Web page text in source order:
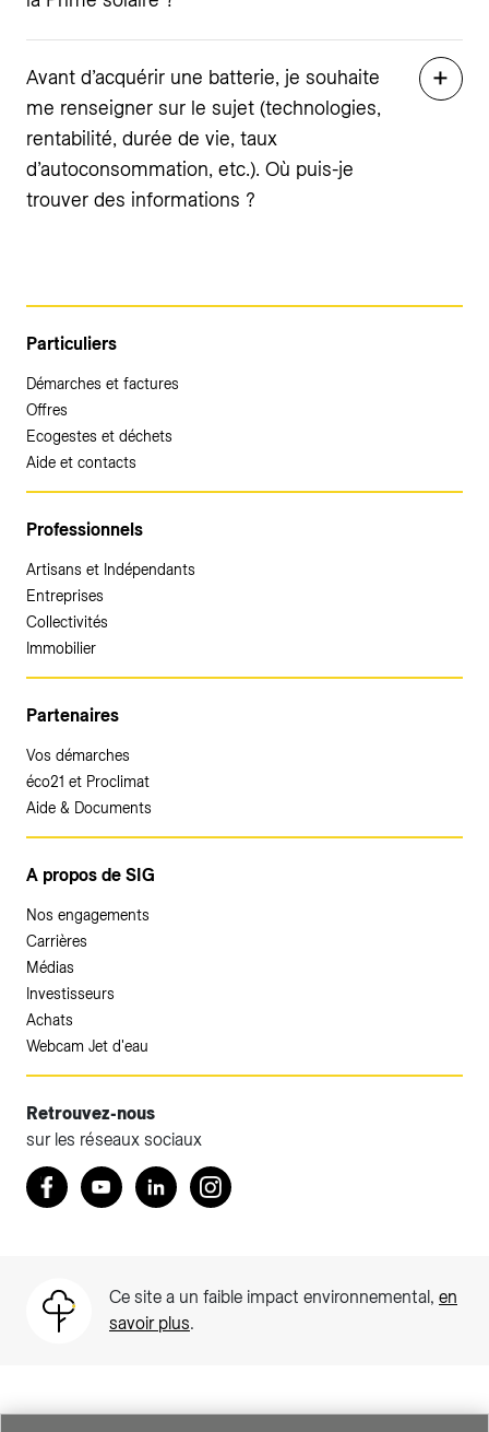
Avant d’acquérir une batterie, je souhaite
me renseigner sur le sujet (technologies,
rentabilité, durée de vie, taux
d’autoconsommation, etc.). Où puis-je
trouver des informations ?
Particuliers
Démarches et factures
Offres
Ecogestes et déchets
Aide et contacts
Professionnels
Artisans et Indépendants
Entreprises
Collectivités
Immobilier
Partenaires
Vos démarches
éco21 et Proclimat
Aide & Documents
A propos de SIG
Nos engagements
Carrières
Médias
Investisseurs
Achats
Webcam Jet d'eau
Retrouvez-nous
sur les réseaux sociaux
Retrouvez nous sur Facebook
YoutubeLinkedInInstagram
Ce site a un faible impact environnemental, en
savoir plus.
Accéder à votre espace client SIG.
Votre espace client SIG n'est pas optimisé pour une
Particuliers)